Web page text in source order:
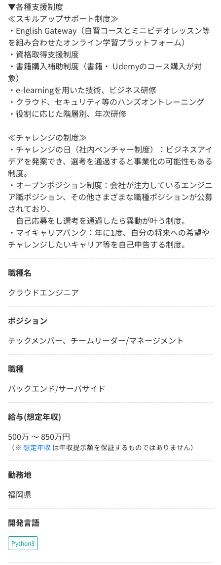
▼各種支援制度
≪スキルアップサポート制度≫
・English Gateway（自習コースとミニビデオレッスン等
を組み合わせたオンライン学習プラットフォーム）
・資格取得支援制度
・書籍購入補助制度（書籍・ Udemyのコース購入が対
象）
・e-learningを用いた技術、ビジネス研修
・クラウド、セキュリティ等のハンズオントレーニング
・役割に応じた階層別、年次研修
≪チャレンジの制度≫
・チャレンジの日（社内ベンチャー制度）：ビジネスアイ
デアを発案でき、選考を通過すると事業化の可能性もある
制度。
・オープンポジション制度：会社が注力しているエンジニ
ア職ポジション、その他さまざまな職種ポジションが公募
されており、
自己応募をし選考を通過したら異動が叶う制度。
・マイキャリアバンク：年に1度、自分の将来への希望や
チャレンジしたいキャリア等を自己申告する制度。
職種名
クラウドエンジニア
ポジション
テックメンバー、チームリーダー/マネージメント
職種
バックエンド/サーバサイド
給与(想定年収)
500万 〜 850万円
（※ 想定年収 は年収提示額を保証するものではありません）
勤務地
福岡県
開発言語
Python3